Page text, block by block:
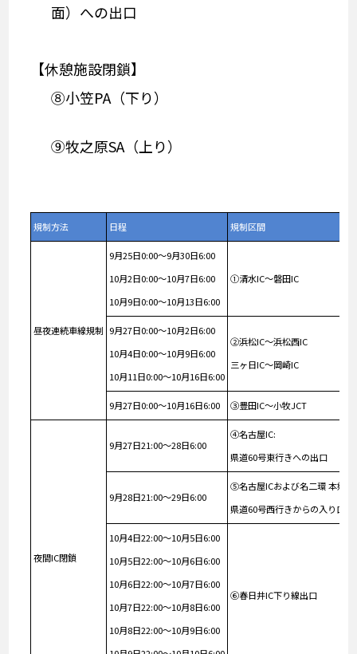
面）への出口
【休憩施設閉鎖】
⑧小笠PA（下り）
⑨牧之原SA（上り）
規制方法 日程 規制区間
昼夜連続車線規制
9月25日0:00～9月30日6:00
10月2日0:00～10月7日6:00
10月9日0:00～10月13日6:00
①清水IC～磐田IC
9月27日0:00～10月2日6:00
10月4日0:00～10月9日6:00
10月11日0:00～10月16日6:00
②浜松IC～浜松西IC
三ヶ日IC～岡崎IC
9月27日0:00～10月16日6:00 ③豊田IC～小牧JCT
夜間IC閉鎖
9月27日21:00～28日6:00
④名古屋IC:
県道60号東行きへの出口
9月28日21:00～29日6:00
⑤名古屋ICおよび名二環 本郷IC
県道60号西行きからの入り口
10月4日22:00～10月5日6:00
10月5日22:00～10月6日6:00
10月6日22:00～10月7日6:00
10月7日22:00～10月8日6:00
10月8日22:00～10月9日6:00
⑥春日井IC下り線出口